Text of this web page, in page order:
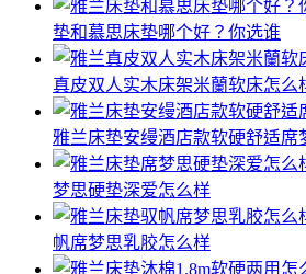
垫和慕思床垫哪个好？你选谁
真皮双人实木床架米蘭软床怎么
雅兰床垫安缦酒店款软硬舒适席
梦思硬垫深爱怎么样
帆席梦思乳胶怎么样